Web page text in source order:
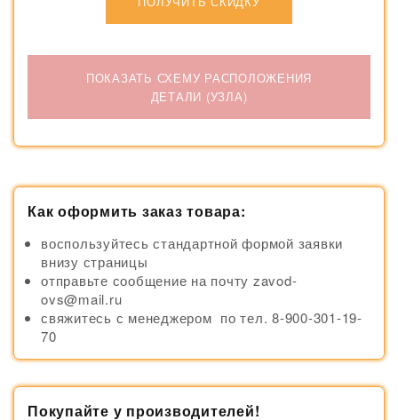
ПОКАЗАТЬ СХЕМУ РАСПОЛОЖЕНИЯ
ДЕТАЛИ (УЗЛА)
Как оформить заказ товара:
воспользуйтесь стандартной формой заявки
внизу страницы
отправьте сообщение на почту zavod-
ovs@mail.ru
свяжитесь с менеджером по тел. 8-900-301-19-
70
Покупайте у производителей!